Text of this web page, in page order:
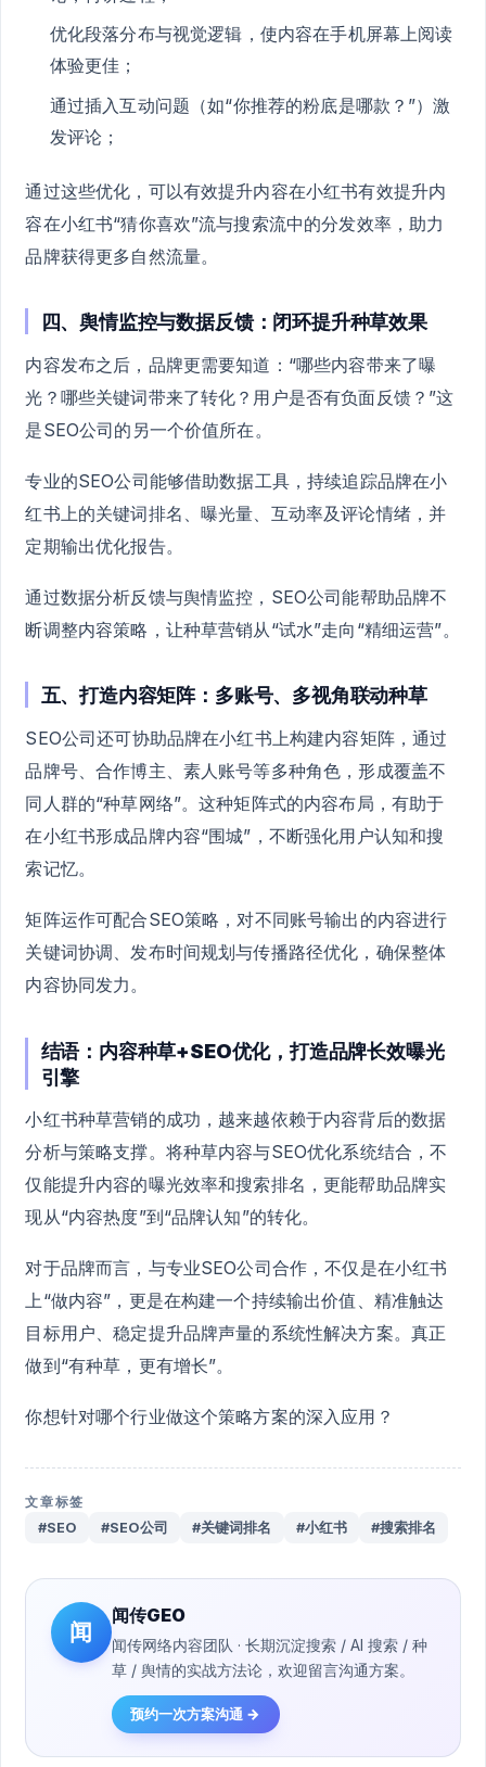
优化段落分布与视觉逻辑，使内容在手机屏幕上阅读
体验更佳；
通过插入互动问题（如“你推荐的粉底是哪款？”）激
发评论；
通过这些优化，可以有效提升内容在小红书有效提升内
容在小红书“猜你喜欢”流与搜索流中的分发效率，助力
品牌获得更多自然流量。
四、舆情监控与数据反馈：闭环提升种草效果
内容发布之后，品牌更需要知道：“哪些内容带来了曝
光？哪些关键词带来了转化？用户是否有负面反馈？”这
是SEO公司的另一个价值所在。
专业的SEO公司能够借助数据工具，持续追踪品牌在小
红书上的关键词排名、曝光量、互动率及评论情绪，并
定期输出优化报告。
通过数据分析反馈与舆情监控，SEO公司能帮助品牌不
断调整内容策略，让种草营销从“试水”走向“精细运营”。
五、打造内容矩阵：多账号、多视角联动种草
SEO公司还可协助品牌在小红书上构建内容矩阵，通过
品牌号、合作博主、素人账号等多种角色，形成覆盖不
同人群的“种草网络”。这种矩阵式的内容布局，有助于
在小红书形成品牌内容“围城”，不断强化用户认知和搜
索记忆。
矩阵运作可配合SEO策略，对不同账号输出的内容进行
关键词协调、发布时间规划与传播路径优化，确保整体
内容协同发力。
结语：内容种草+SEO优化，打造品牌长效曝光
引擎
小红书种草营销的成功，越来越依赖于内容背后的数据
分析与策略支撑。将种草内容与SEO优化系统结合，不
仅能提升内容的曝光效率和搜索排名，更能帮助品牌实
现从“内容热度”到“品牌认知”的转化。
对于品牌而言，与专业SEO公司合作，不仅是在小红书
上“做内容”，更是在构建一个持续输出价值、精准触达
目标用户、稳定提升品牌声量的系统性解决方案。真正
做到“有种草，更有增长”。
你想针对哪个行业做这个策略方案的深入应用？
文章标签
#SEO #SEO公司 #关键词排名 #小红书 #搜索排名
闻
闻传GEO
闻传网络内容团队 · 长期沉淀搜索 / AI 搜索 / 种
草 / 舆情的实战方法论，欢迎留言沟通方案。
预约一次方案沟通 →